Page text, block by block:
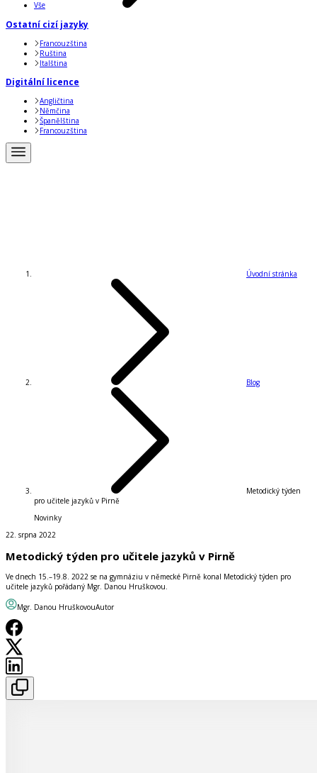
Vše
Ostatní cizí jazyky
Francouzština
Ruština
Italština
Digitální licence
Angličtina
Němčina
Španělština
Francouzština
Úvodní stránka
Blog
Metodický týden
pro učitele jazyků v Pirně
Novinky
22. srpna 2022
Metodický týden pro učitele jazyků v Pirně
Ve dnech 15.–19.8. 2022 se na gymnáziu v německé Pirně konal Metodický týden pro
učitele jazyků pořádaný Mgr. Danou Hruškovou.
Mgr. Danou HruškovouAutor